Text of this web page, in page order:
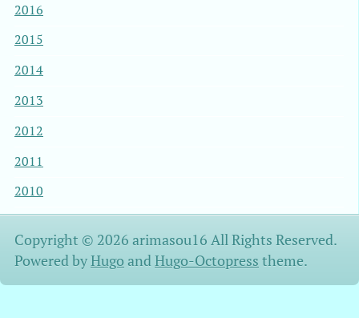
2016
2015
2014
2013
2012
2011
2010
Copyright © 2026 arimasou16 All Rights Reserved.
Powered byHugo andHugo-Octopress theme.